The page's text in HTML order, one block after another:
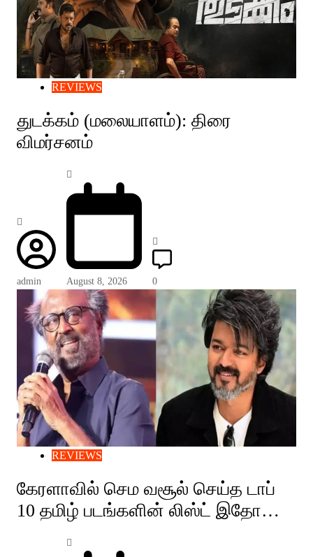
REVIEWS
துடக்கம் (மலையாளம்): திரை
விமர்சனம்
admin August 8, 2026 0
REVIEWS
கேரளாவில் செம வசூல் செய்த டாப்
10 தமிழ் படங்களின் லிஸ்ட் இதோ…